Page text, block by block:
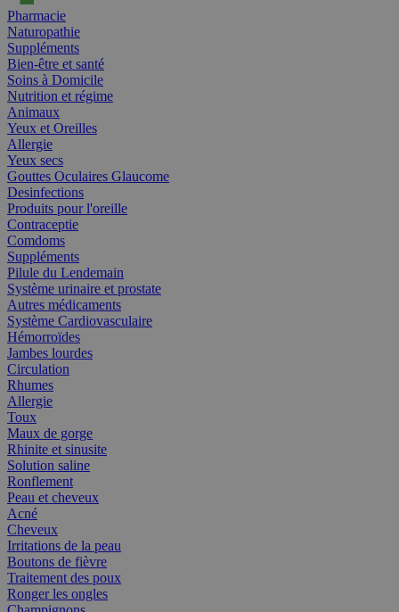
Pharmacie
Naturopathie
Suppléments
Bien-être et santé
Soins à Domicile
Nutrition et régime
Animaux
Yeux et Oreilles
Allergie
Yeux secs
Gouttes Oculaires Glaucome
Desinfections
Produits pour l'oreille
Contraceptie
Comdoms
Suppléments
Pilule du Lendemain
Système urinaire et prostate
Autres médicaments
Système Cardiovasculaire
Hémorroïdes
Jambes lourdes
Circulation
Rhumes
Allergie
Toux
Maux de gorge
Rhinite et sinusite
Solution saline
Ronflement
Peau et cheveux
Acné
Cheveux
Irritations de la peau
Boutons de fièvre
Traitement des poux
Ronger les ongles